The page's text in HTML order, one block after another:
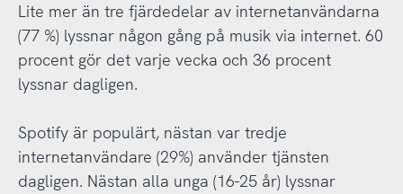
Lite mer än tre fjärdedelar av internetanvändarna
(77 %) lyssnar någon gång på musik via internet. 60
procent gör det varje vecka och 36 procent
lyssnar dagligen.
Spotify är populärt, nästan var tredje
internetanvändare (29%) använder tjänsten
dagligen. Nästan alla unga (16-25 år) lyssnar